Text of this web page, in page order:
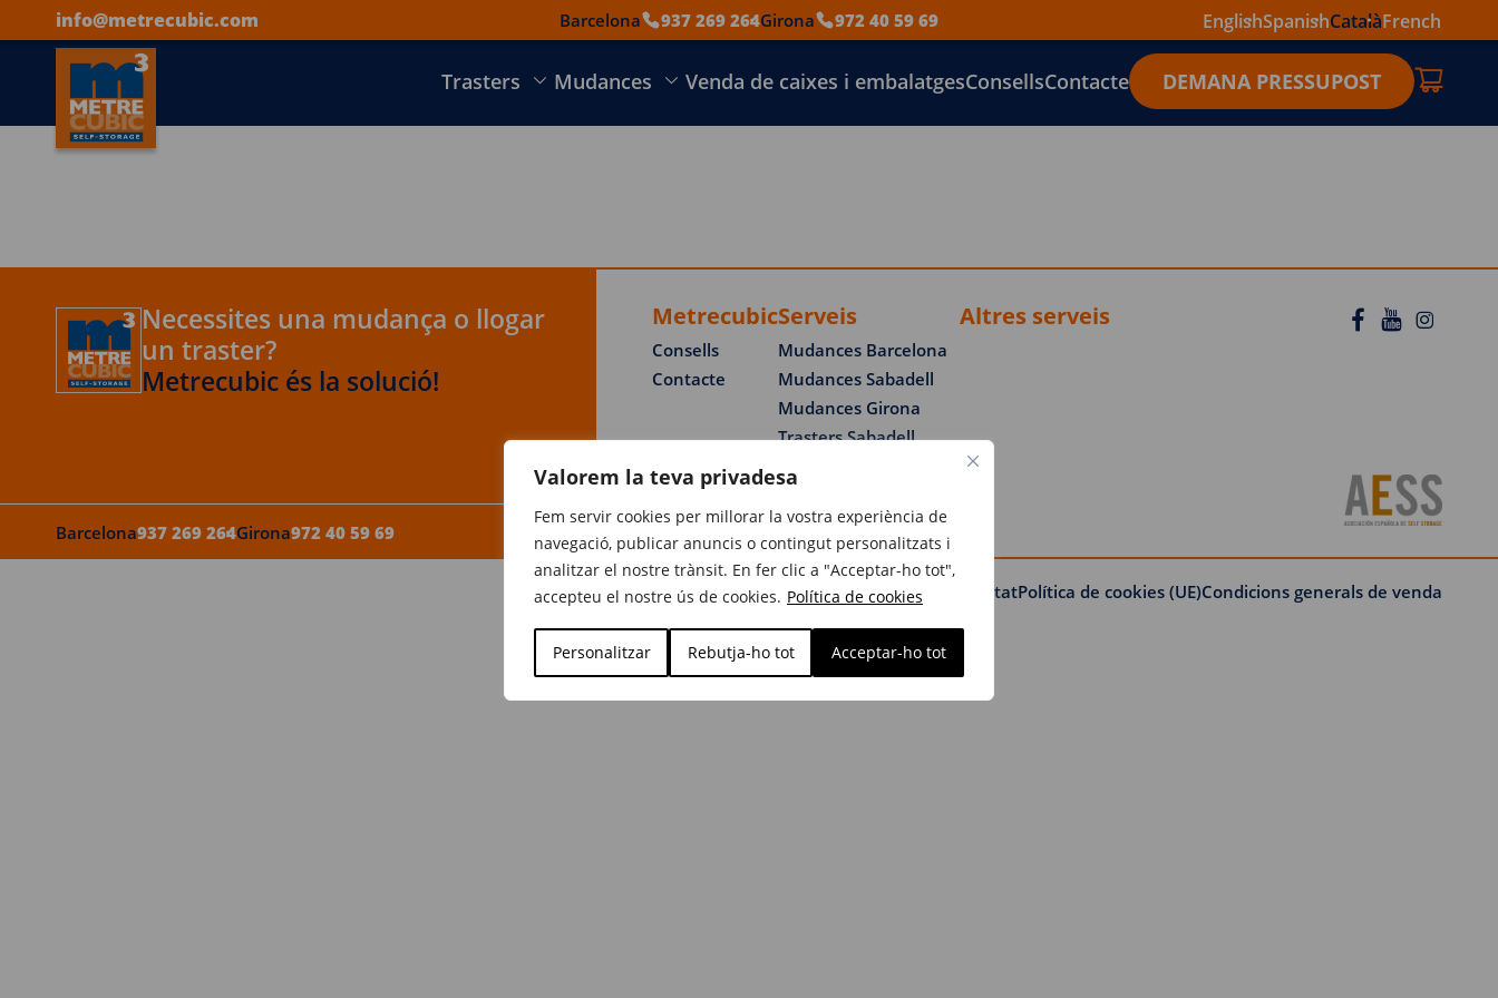
Valorem la teva privadesa
Fem servir cookies per millorar la vostra experiència de
navegació, publicar anuncis o contingut personalitzats i
analitzar el nostre trànsit. En fer clic a "Acceptar-ho tot",
accepteu el nostre ús de cookies. Política de cookies
Personalitzar Rebutja-ho tot Acceptar-ho tot
info@metrecubic.com Barcelona 937 269 264Girona 972 40 59 69 EnglishSpanishCatalàFrench
Trasters Mudances Venda de caixes i embalatgesConsellsContacte DEMANA PRESSUPOST
Necessites una mudança o llogar
un traster?
Metrecubic és la solució!
Barcelona937 269 264Girona972 40 59 69
Metrecubic
Consells
Contacte
Serveis
Mudances Barcelona
Mudances Sabadell
Mudances Girona
Trasters Sabadell
Altres serveis
Avís LegalPolítica de privacitatPolítica de cookies (UE)Condicions generals de venda